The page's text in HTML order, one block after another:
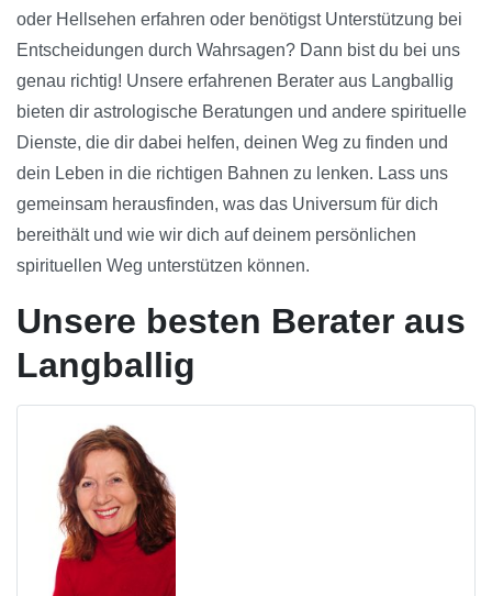
oder Hellsehen erfahren oder benötigst Unterstützung bei
Entscheidungen durch Wahrsagen? Dann bist du bei uns
genau richtig! Unsere erfahrenen Berater aus Langballig
bieten dir astrologische Beratungen und andere spirituelle
Dienste, die dir dabei helfen, deinen Weg zu finden und
dein Leben in die richtigen Bahnen zu lenken. Lass uns
gemeinsam herausfinden, was das Universum für dich
bereithält und wie wir dich auf deinem persönlichen
spirituellen Weg unterstützen können.
Unsere besten Berater aus
Langballig